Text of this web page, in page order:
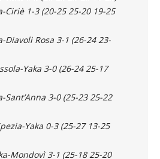
0-3 (20-25 23-25 19-25)
1-3 (20-25 25-20 19-25
Rosa 3-1 (26-24 23-
Yaka 3-0 (26-24 25-17
3-0 (25-23 25-22
Yaka 0-3 (25-27 13-25